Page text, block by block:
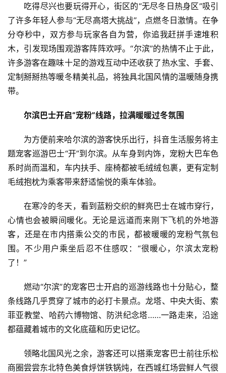
首
页
讯
商
业
费
生
活
技
吃得尽兴也要玩得开心，街区的“无尽冬日热身区”吸引
了许多年轻人参与“无尽高塔大挑战”，点燃冬日激情。在争
分夺秒中，双方参与玩家各自为营，你追我赶拼手速堆积
木，引发现场围观游客阵阵欢呼。“尔滨”的热情不止于此，
许多游客在趣味十足的游戏互动中还收获了热水宝、手套、
定制掰掰热等暖冬精美礼品，将独具北国风情的温暖随身携
带。
尔滨巴士开启“宠粉”线路，拉满暖暖过冬氛围
为方便前来哈尔滨的游客快乐出行，抖音生活服务将主
题宠客巡游巴士“开”到尔滨。从车身到内饰，宠粉大巴车色
系时尚而温和，车内扶手、座椅都被毛绒绒包裹，更有定制
毛绒抱枕为乘客带来舒适愉悦的乘车体验。
在寒冷的冬天，看到蓝粉交织的鲜亮巴士在城市穿行，
心情也会被瞬间暖化。无论是远道而来刚下飞机的外地游
客，还是在市内搭乘公交的市民，都被暖暖的宠粉气氛包
围。不少用户乘坐后忍不住感叹：“很暖心，尔滨太宠粉
了！”
燃动“尔滨”的宠客巴士开启的巡游线路也十分贴心，整
条线路几乎贯穿了城市的必打卡景点。龙塔、中央大街、索
菲亚教堂、哈药六博物馆、防洪纪念塔……一路走来，沿途
都蕴藏着城市的文化底蕴和历史记忆。
领略北国风光之余，游客还可以搭乘宠客巴士前往乐松
商圈尝尝东北特色美食烀饼铁锅炖，在西城红场尝鲜人气很